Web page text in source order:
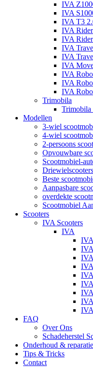
IVA
IVA
IVA T3
IVA
IVA
IVA
IVA
IVA
IVA
IVA
IVA
Trimobila
Trimobila
Modellen
3-wiel
4-wiel
2-persoons
Opvouwbare
Scootmobiel-
Driewielscooters
Beste
Aanpasbare
overdekte
Scootmobiel
Scooters
IVA Scooters
IVA
FAQ
Over Ons
Schadeherstel
Onderhoud & reparatie
Tips & Tricks
Contact